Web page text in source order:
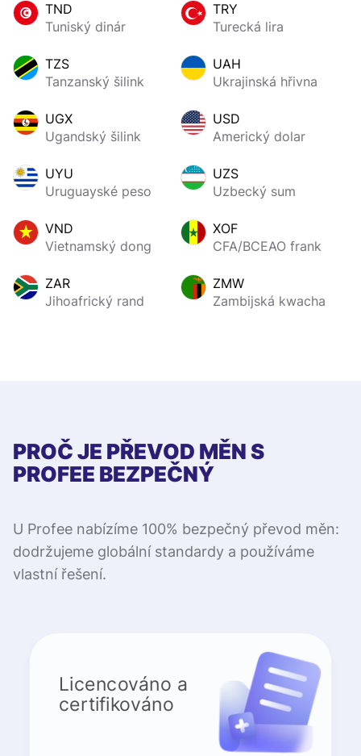
TND
Tuniský dinár
TRY
Turecká lira
TZS
Tanzanský šilink
UAH
Ukrajinská hřivna
UGX
Ugandský šilink
USD
Americký dolar
UYU
Uruguayské peso
UZS
Uzbecký sum
VND
Vietnamský dong
XOF
CFA/BCEAO frank
ZAR
Jihoafrický rand
ZMW
Zambijská kwacha
PROČ JE PŘEVOD MĚN S
PROFEE BEZPEČNÝ
U Profee nabízíme 100% bezpečný převod měn:
dodržujeme globální standardy a používáme
vlastní řešení.
Licencováno a
certifikováno